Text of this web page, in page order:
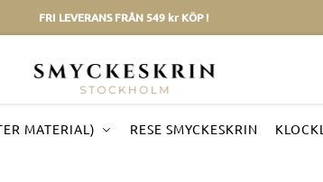
FRI LEVERANS FRÅN 549 kr KÖP !
MATERIAL) RESE SMYCKESKRIN